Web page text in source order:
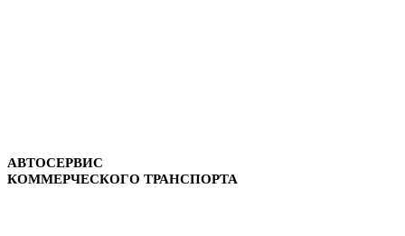
АВТОСЕРВИС
КОММЕРЧЕСКОГО ТРАНСПОРТА